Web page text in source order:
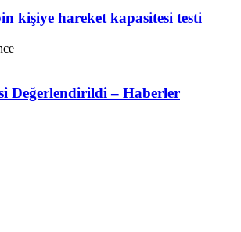
kişiye hareket kapasitesi testi
Değerlendirildi – Haberler